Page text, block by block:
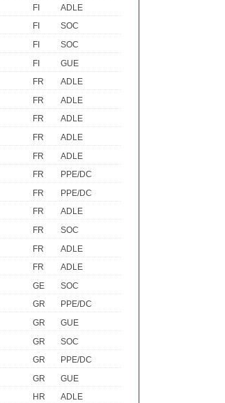
FI
ADLE
FI
SOC
FI
SOC
FI
GUE
FR
ADLE
FR
ADLE
FR
ADLE
FR
ADLE
FR
ADLE
FR
PPE/DC
FR
PPE/DC
FR
ADLE
FR
SOC
FR
ADLE
FR
ADLE
GE
SOC
GR
PPE/DC
GR
GUE
GR
SOC
GR
PPE/DC
GR
GUE
HR
ADLE